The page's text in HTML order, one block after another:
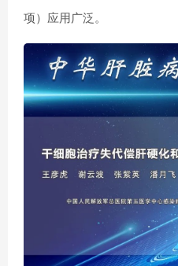
项）应用广泛。